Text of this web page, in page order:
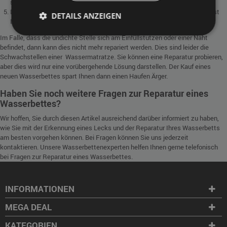
sind.
Danach können Sie den Stecker wieder in die Steckdose stecken und ist
Ihre Wasserbettmatratze repariert!>
Im Falle, dass die undichte Stelle sich am Einfüllstutzen oder einer Naht
befindet, dann kann dies nicht mehr repariert werden. Dies sind leider die
Schwachstellen einer Wassermatratze. Sie können eine Reparatur probieren,
aber dies wird nur eine vorübergehende Lösung darstellen. Der Kauf eines
neuen Wasserbettes spart Ihnen dann einen Haufen Ärger.
Haben Sie noch weitere Fragen zur Reparatur eines
Wasserbettes?
Wir hoffen, Sie durch diesen Artikel ausreichend darüber informiert zu haben,
wie Sie mit der Erkennung eines Lecks und der Reparatur Ihres Wasserbetts
am besten vorgehen können. Bei Fragen können Sie uns jederzeit
kontaktieren. Unsere Wasserbettenexperten helfen Ihnen gerne telefonisch
bei Fragen zur Reparatur eines Wasserbettes.
INFORMATIONEN
MEGA DEAL
DETAILS ANZEIGEN